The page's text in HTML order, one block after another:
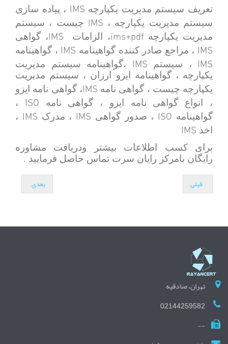
تعریف سیستم مدیریت یکپارچه IMS ، پیاده سازی
سیستم مدیریت یکپارچه ، IMS چیست ، سیستم
مدیریت یکپارچهims+pdf، الزامات IMS، گواهی
IMS ، مراجع صادر کننده گواهینامه IMS ، گواهینامه
IMS ، سیستم IMS ،گواهینامه سیستم مدیریت
یکپارچه ، گواهینامه ایزو ارزان ، سیستم مدیریت
یکپارچه چیست ، گواهی نامه IMS، گواهی نامه ایزو
، انواع گواهی نامه ایزو ، گواهی نامه ISO ،
گواهینامه ISO ، صدور گواهی IMS ، مدرک IMS ،
اخذ IMS
برای کسب اطلاعات بیشتر ودریافت مشاوره
رایگان بامرکز رایان سرت تماس حاصل فرمایید .
قبلی بعدی
تهران، صادقیه
02144259582
--